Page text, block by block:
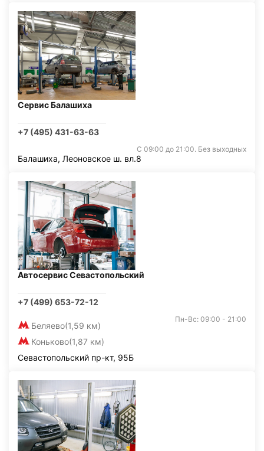
Сервис Балашиха
+7 (495) 431-63-63
С 09:00 до 21:00. Без выходных
Балашиха, Леоновское ш. вл.8
Автосервис Севастопольский
+7 (499) 653-72-12
Беляево(1,59 км)
Коньково(1,87 км)
Пн-Вс: 09:00 - 21:00
Севастопольский пр-кт, 95Б